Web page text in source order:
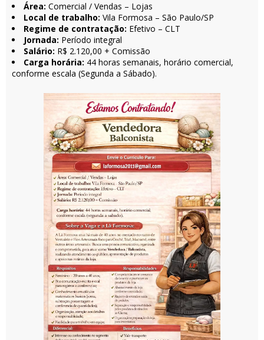
Área: Comercial / Vendas – Lojas
Local de trabalho: Vila Formosa – São Paulo/SP
Regime de contratação: Efetivo – CLT
Jornada: Período integral
Salário: R$ 2.120,00 + Comissão
Carga horária: 44 horas semanais, horário comercial,
conforme escala (Segunda a Sábado).